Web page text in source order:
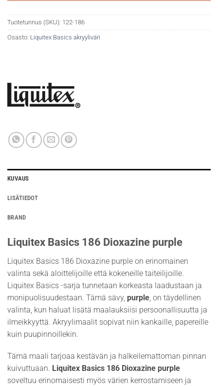
Tuotetunnus (SKU): 122-186
Osasto: Liquitex Basics akryyliväri
KUVAUS
LISÄTIEDOT
BRAND
Liquitex Basics 186 Dioxazine purple
Liquitex Basics 186 Dioxazine purple on erinomainen
valinta sekä aloittelijoille että kokeneille taiteilijoille.
Liquitex Basics -sarja tunnetaan korkeasta laadustaan ja
monipuolisuudestaan. Tämä sävy, purple , on täydellinen
valinta, kun haluat lisätä maalauksiisi persoonallisuutta ja
ilmeikkyyttä. Akryylimaalit sopivat niin kankaille, papereille
kuin puupinnoillekin.
Tämä maali tarjoaa kestävän ja halkeilemattoman pinnan
kuivuttuaan. Liquitex Basics 186 Dioxazine purple
soveltuu erinomaisesti myös värien kerrostamiseen ja